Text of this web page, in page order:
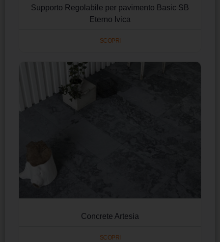
Supporto Regolabile per pavimento Basic SB
Eterno Ivica
SCOPRI
Concrete Artesia
SCOPRI